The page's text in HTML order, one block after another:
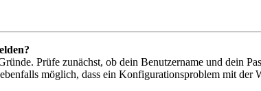
Prüfe zunächst, ob dein Benutzername und dein
möglich, dass ein Konfigurationsproblem mit der